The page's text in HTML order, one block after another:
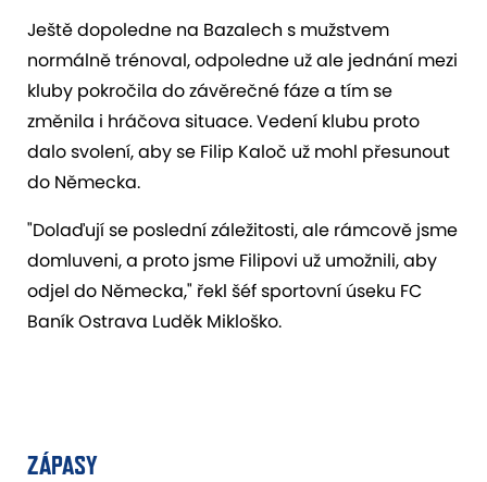
Ještě dopoledne na Bazalech s mužstvem
normálně trénoval, odpoledne už ale jednání mezi
kluby pokročila do závěrečné fáze a tím se
změnila i hráčova situace. Vedení klubu proto
dalo svolení, aby se Filip Kaloč už mohl přesunout
do Německa.
"Dolaďují se poslední záležitosti, ale rámcově jsme
domluveni, a proto jsme Filipovi už umožnili, aby
odjel do Německa," řekl šéf sportovní úseku FC
Baník Ostrava Luděk Mikloško.
ZÁPASY